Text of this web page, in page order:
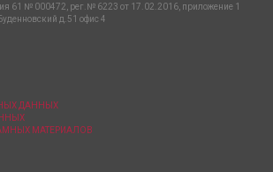
61 № 000472, рег.№ 6223 от 17.02.2016, приложение 1
д.51 офис 4
ДАННЫХ
МАТЕРИАЛОВ